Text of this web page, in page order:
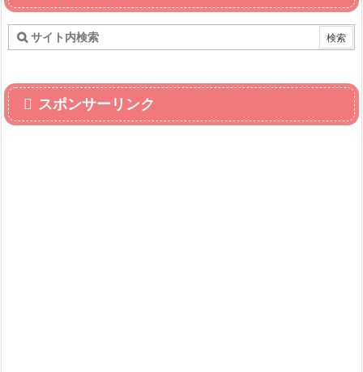
スポンサーリンク